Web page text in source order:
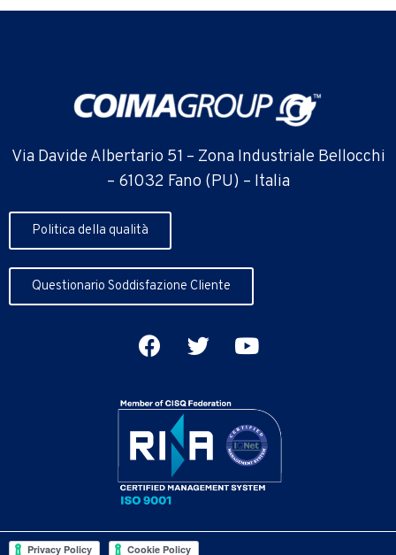
Via Davide Albertario 51 – Zona Industriale Bellocchi
– 61032 Fano (PU) – Italia
Politica della qualità
Questionario Soddisfazione Cliente